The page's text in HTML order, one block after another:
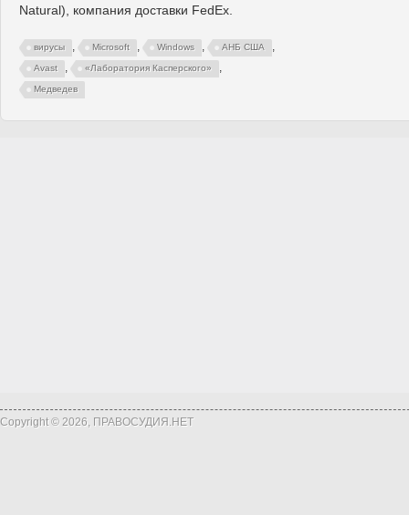
Natural), компания доставки FedEx.
вирусы , Microsoft , Windows , АНБ США ,
Avast , «Лаборатория Касперского» ,
Медведев
Copyright © 2026, ПРАВОСУДИЯ.НЕТ